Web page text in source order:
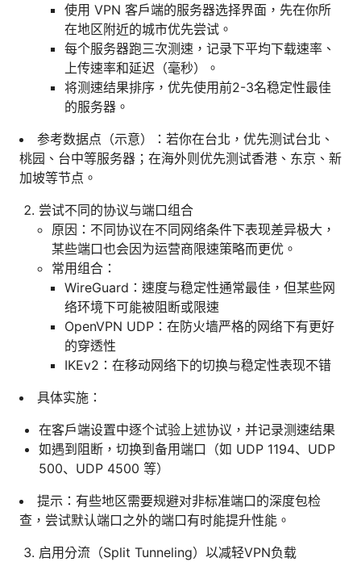
使用 VPN 客户端的服务器选择界面，先在你所
在地区附近的城市优先尝试。
每个服务器跑三次测速，记录下平均下载速率、
上传速率和延迟（毫秒）。
将测速结果排序，优先使用前2-3名稳定性最佳
的服务器。
参考数据点（示意）：若你在台北，优先测试台北、
桃园、台中等服务器；在海外则优先测试香港、东京、新
加坡等节点。
尝试不同的协议与端口组合
原因：不同协议在不同网络条件下表现差异极大，
某些端口也会因为运营商限速策略而更优。
常用组合：
WireGuard：速度与稳定性通常最佳，但某些网
络环境下可能被阻断或限速
OpenVPN UDP：在防火墙严格的网络下有更好
的穿透性
IKEv2：在移动网络下的切换与稳定性表现不错
具体实施：
在客户端设置中逐个试验上述协议，并记录测速结果
如遇到阻断，切换到备用端口（如 UDP 1194、UDP
500、UDP 4500 等）
提示：有些地区需要规避对非标准端口的深度包检
查，尝试默认端口之外的端口有时能提升性能。
启用分流（Split Tunneling）以减轻VPN负载